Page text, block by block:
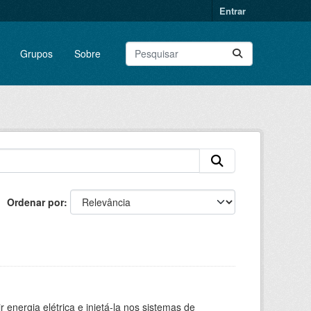
Entrar
Grupos Sobre
Ordenar por
elétrica e injetá-la nos sistemas de